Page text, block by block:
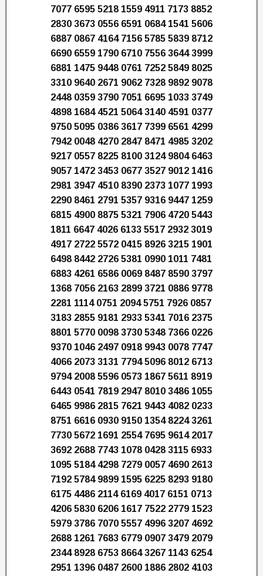
7077 6595 5218 1559 4911 7173 8852
2830 3673 0556 6591 0684 1541 5606
6887 0867 4164 7156 5785 5839 8712
6690 6559 1790 6710 7556 3644 3999
6881 1475 9448 0761 7252 5849 8025
3310 9640 2671 9062 7328 9892 9078
2448 0359 3790 7051 6695 1033 3749
4898 1684 4521 5064 3140 4591 0377
9750 5095 0386 3617 7399 6561 4299
7942 0048 4270 2847 8471 4985 3202
9217 0557 8225 8100 3124 9804 6463
9057 1472 3453 0677 3527 9012 1416
2981 3947 4510 8390 2373 1077 1993
2290 8461 2791 5357 9316 9447 1259
6815 4900 8875 5321 7906 4720 5443
1811 6647 4026 6133 5517 2932 3019
4917 2722 5572 0415 8926 3215 1901
6498 8442 2726 5381 0990 1011 7481
6883 4261 6586 0069 8487 8590 3797
1368 7056 2163 2899 3721 0886 9778
2281 1114 0751 2094 5751 7926 0857
3183 2855 9181 2933 5341 7016 2375
8801 5770 0098 3730 5348 7366 0226
9370 1046 2497 0918 9943 0078 7747
4066 2073 3131 7794 5096 8012 6713
9794 2008 5596 0573 1867 5611 8919
6443 0541 7819 2947 8010 3486 1055
6465 9986 2815 7621 9443 4082 0233
8751 6616 0930 9150 1354 8224 3261
7730 5672 1691 2554 7695 9614 2017
3692 2688 7743 1078 0428 3115 6933
1095 5184 4298 7279 0057 4690 2613
7192 5784 9899 1595 6225 8293 9180
6175 4486 2114 6169 4017 6151 0713
4206 5830 6206 1617 7522 2779 1523
5979 3786 7070 5557 4996 3207 4692
2688 1261 7683 6779 0907 3479 2079
2344 8928 6753 8664 3267 1143 6254
2951 1396 0487 2600 1886 2802 4103